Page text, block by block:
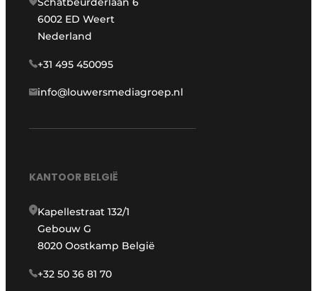
6002 ED Weert
Nederland
+31 495 450095
info@louwersmediagroep.nl
KANTOOR BELGIË
Kapellestraat 132/1
Gebouw G
8020 Oostkamp België
+32 50 36 81 70